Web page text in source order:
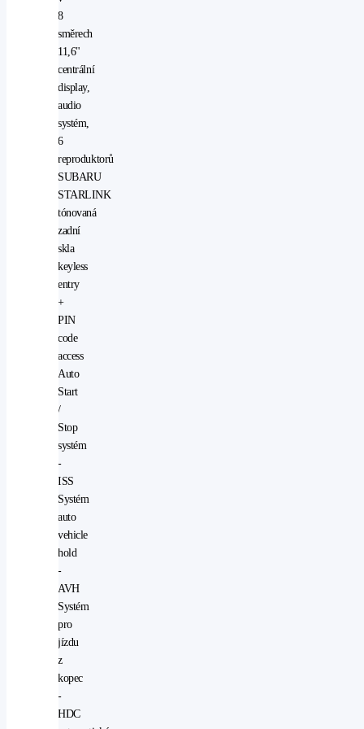
8
směrech
11,6"
centrální
display,
audio
systém,
6
reproduktorů
SUBARU
STARLINK
tónovaná
zadní
skla
keyless
entry
+
PIN
code
access
Auto
Start
/
Stop
systém
-
ISS
Systém
auto
vehicle
hold
-
AVH
Systém
pro
jízdu
z
kopec
-
HDC